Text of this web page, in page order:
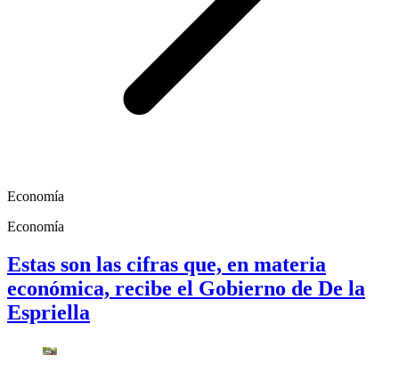
Economía
Economía
Estas son las cifras que, en materia
económica, recibe el Gobierno de De la
Espriella